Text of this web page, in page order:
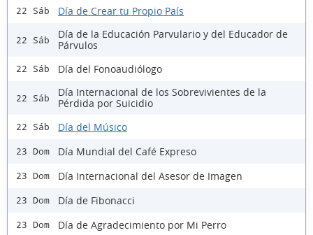
22 Sáb Día de Crear tu Propio País
22 Sáb
Día de la Educación Parvulario y del Educador de
Párvulos
22 Sáb Día del Fonoaudiólogo
22 Sáb
Día Internacional de los Sobrevivientes de la
Pérdida por Suicidio
22 Sáb Día del Músico
23 Dom Día Mundial del Café Expreso
23 Dom Día Internacional del Asesor de Imagen
23 Dom Día de Fibonacci
23 Dom Día de Agradecimiento por Mi Perro